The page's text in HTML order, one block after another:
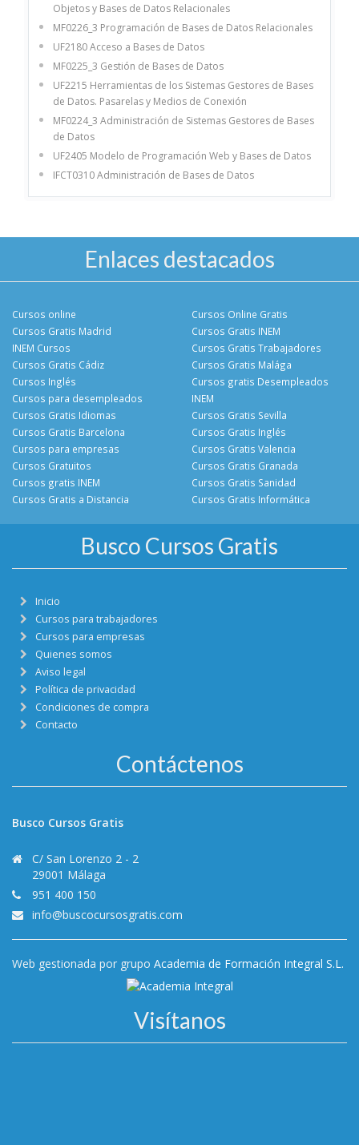
Objetos y Bases de Datos Relacionales
MF0226_3 Programación de Bases de Datos Relacionales
UF2180 Acceso a Bases de Datos
MF0225_3 Gestión de Bases de Datos
UF2215 Herramientas de los Sistemas Gestores de Bases
de Datos. Pasarelas y Medios de Conexión
MF0224_3 Administración de Sistemas Gestores de Bases
de Datos
UF2405 Modelo de Programación Web y Bases de Datos
IFCT0310 Administración de Bases de Datos
Enlaces destacados
Cursos online
Cursos Gratis Madrid
INEM Cursos
Cursos Gratis Cádiz
Cursos Online Gratis
Cursos Gratis INEM
Cursos Gratis Trabajadores
Cursos Gratis Malága
Cursos Inglés
Cursos para desempleados
Cursos Gratis Idiomas
Cursos Gratis Barcelona
Cursos gratis Desempleados
INEM
Cursos Gratis Sevilla
Cursos Gratis Inglés
Cursos para empresas
Cursos Gratuitos
Cursos gratis INEM
Cursos Gratis a Distancia
Cursos Gratis Valencia
Cursos Gratis Granada
Cursos Gratis Sanidad
Cursos Gratis Informática
Busco Cursos Gratis
Inicio
Cursos para trabajadores
Cursos para empresas
Quienes somos
Aviso legal
Política de privacidad
Condiciones de compra
Contacto
Contáctenos
Busco Cursos Gratis
C/ San Lorenzo 2 - 2
29001 Málaga
951 400 150
info@buscocursosgratis.com
Web gestionada por grupo Academia de Formación Integral S.L.
Visítanos